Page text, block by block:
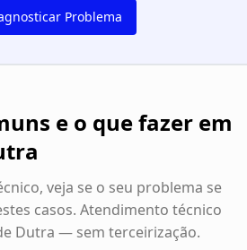
Problema
e o que fazer em
veja se o seu problema se
casos. Atendimento técnico
Dutra — sem terceirização.